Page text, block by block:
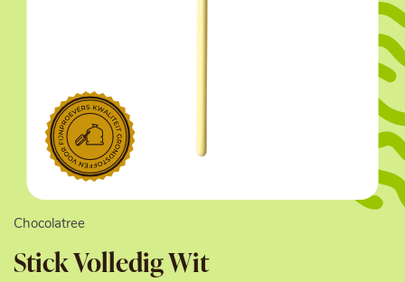
Chocolatree
Stick Volledig Wit